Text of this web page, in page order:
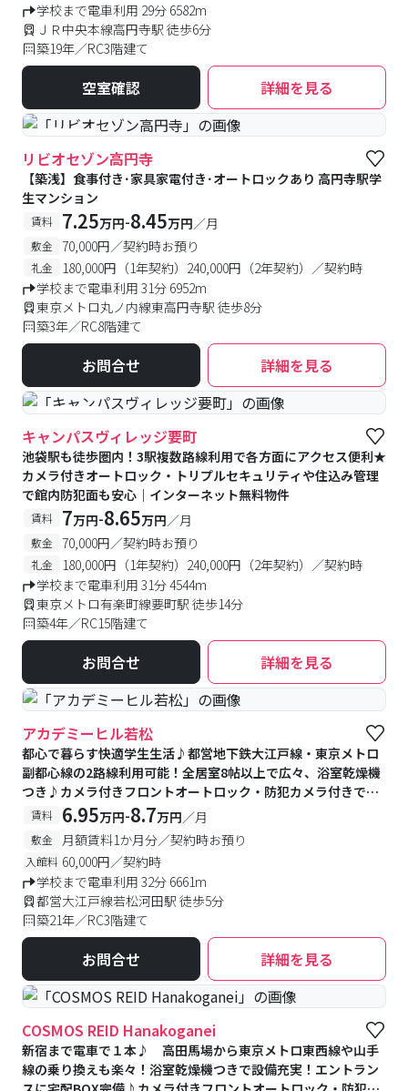
学校まで電車利用 29分 6582m
ＪＲ中央本線高円寺駅 徒歩6分
築19年／RC3階建て
空室確認 詳細を見る
#食事付き
リビオセゾン高円寺
【築浅】食事付き･家具家電付き･オートロックあり 高円寺駅学
生マンション
賃料 7.25万円-8.45万円／月
敷金 70,000円／契約時お預り
礼金
180,000円（1年契約）240,000円（2年契約）／契約時
学校まで電車利用 31分 6952m
東京メトロ丸ノ内線東高円寺駅 徒歩8分
築3年／RC8階建て
お問合せ 詳細を見る
#食事付き
キャンパスヴィレッジ要町
池袋駅も徒歩圏内！3駅複数路線利用で各方面にアクセス便利★
カメラ付きオートロック・トリプルセキュリティや住込み管理
で館内防犯面も安心｜インターネット無料物件
賃料 7万円-8.65万円／月
敷金 70,000円／契約時お預り
礼金
180,000円（1年契約）240,000円（2年契約）／契約時
学校まで電車利用 31分 4544m
東京メトロ有楽町線要町駅 徒歩14分
築4年／RC15階建て
お問合せ 詳細を見る
アカデミーヒル若松
都心で暮らす快適学生生活♪都営地下鉄大江戸線・東京メトロ
副都心線の2路線利用可能！全居室8帖以上で広々、浴室乾燥機
つき♪カメラ付きフロントオートロック・防犯カメラ付きで安
心♪徒歩自転車圏内の学校多数★
賃料 6.95万円-8.7万円／月
敷金 月額賃料1か月分／契約時お預り
入館料 60,000円／契約時
学校まで電車利用 32分 6661m
都営大江戸線若松河田駅 徒歩5分
築21年／RC3階建て
お問合せ 詳細を見る
COSMOS REID Hanakoganei
新宿まで電車で１本♪ 高田馬場から東京メトロ東西線や山手
線の乗り換えも楽々！浴室乾燥機つきで設備充実！エントラン